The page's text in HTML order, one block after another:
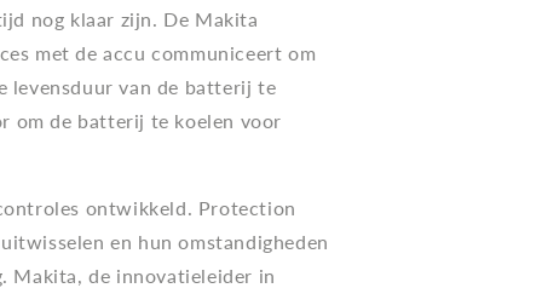
nog klaar zijn. De Makita
met de accu communiceert om
levensduur van de batterij te
om de batterij te koelen voor
ontwikkeld. Protection
en hun omstandigheden
Makita, de innovatieleider in